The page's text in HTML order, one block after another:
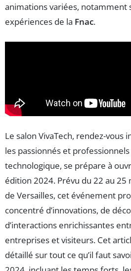
animations variées, notamment
expériences de la Fnac.
Le salon VivaTech, rendez-vous
les passionnés et
technologique, se prépare à
édition 2024. Prévu du 22 au 25
de Versailles, cet événement
concentré d’innovations, de
d’interactions enrichissantes
entreprises et visiteurs. Cet
détaillé sur tout ce qu’il faut